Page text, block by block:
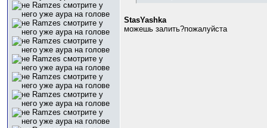
StasYashka
можешь залить?пожалуйста